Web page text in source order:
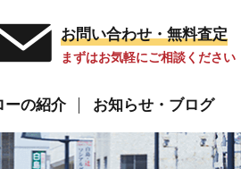
ーの紹介 お知らせ・ブログ
お問い合わせ・無料査定
まずはお気軽にご相談ください